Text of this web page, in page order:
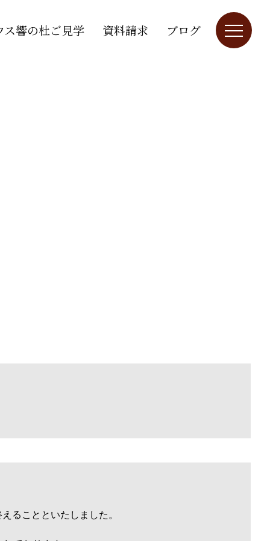
ス響の杜ご見学 資料請求 ブログ
ることといたしました。